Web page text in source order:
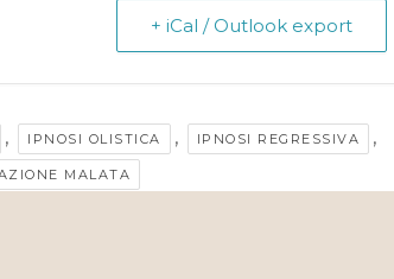
+ iCal / Outlook export
, IPNOSI OLISTICA , IPNOSI REGRESSIVA ,
MALATA